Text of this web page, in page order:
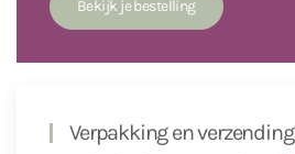
Verpakking en verzending